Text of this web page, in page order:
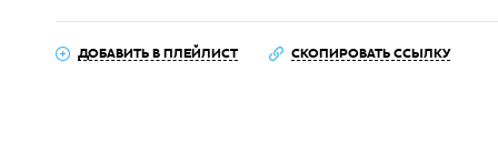
ДОБАВИТЬ В ПЛЕЙЛИСТ СКОПИРОВАТЬ ССЫЛКУ